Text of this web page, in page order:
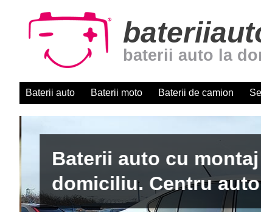
baterii auto la
Baterii auto Baterii moto Baterii de camion
Baterii auto cu
domiciliu. Centru